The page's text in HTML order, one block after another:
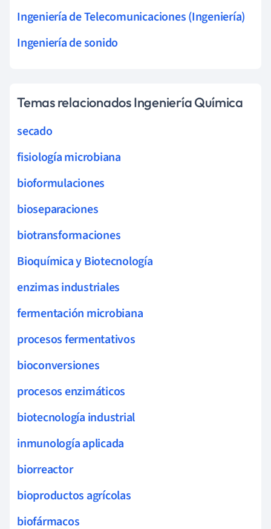
Ingeniería de Telecomunicaciones (Ingeniería)
Ingeniería de sonido
Temas relacionados Ingeniería Química
secado
fisiología microbiana
bioformulaciones
bioseparaciones
biotransformaciones
Bioquímica y Biotecnología
enzimas industriales
fermentación microbiana
procesos fermentativos
bioconversiones
procesos enzimáticos
biotecnología industrial
inmunología aplicada
biorreactor
bioproductos agrícolas
biofármacos